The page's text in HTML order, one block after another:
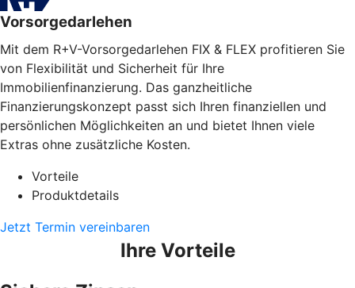
Vorsorgedarlehen
Mit dem R+V-Vorsorgedarlehen FIX & FLEX profitieren Sie
von Flexibilität und Sicherheit für Ihre
Immobilienfinanzierung. Das ganzheitliche
Finanzierungskonzept passt sich Ihren finanziellen und
persönlichen Möglichkeiten an und bietet Ihnen viele
Extras ohne zusätzliche Kosten.
Vorteile
Produktdetails
Jetzt Termin vereinbaren
Ihre Vorteile